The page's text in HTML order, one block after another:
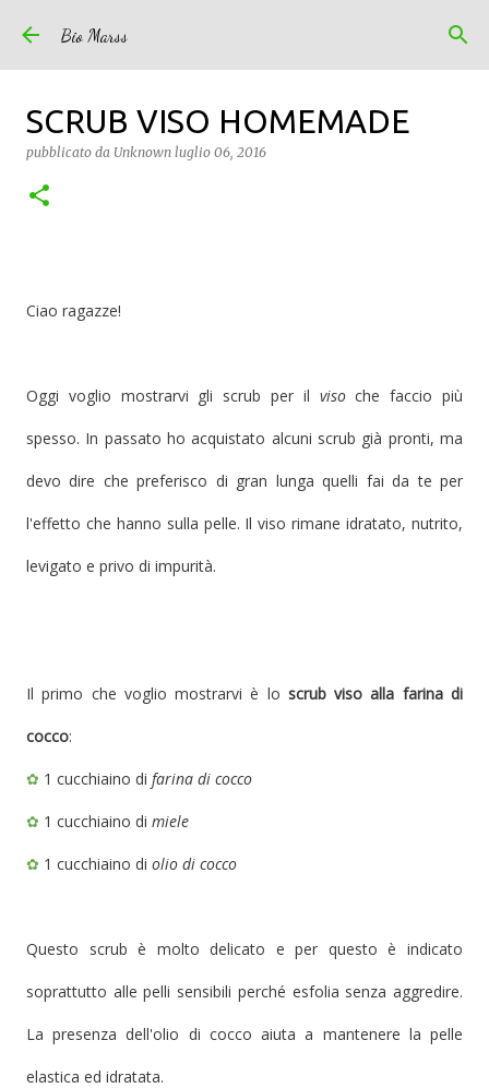
Bio Marss
SCRUB VISO HOMEMADE
pubblicato da Unknown luglio 06, 2016
Ciao ragazze!
Oggi voglio mostrarvi gli scrub per il visoche faccio più
spesso. In passato ho acquistato alcuni scrub già pronti, ma
devo dire che preferisco di gran lunga quelli fai da te per
l'effetto che hanno sulla pelle. Il viso rimane idratato, nutrito,
levigato e privo di impurità.
Il primo che voglio mostrarvi è lo scrub viso alla farina di
cocco:
✿ 1 cucchiaino di farina di cocco
✿ 1 cucchiaino di miele
✿ 1 cucchiaino di olio di cocco
Questo scrub è molto delicato e per questo è indicato
soprattutto alle pelli sensibili perché esfolia senza aggredire.
La presenza dell'olio di cocco aiuta a mantenere la pelle
elastica ed idratata.